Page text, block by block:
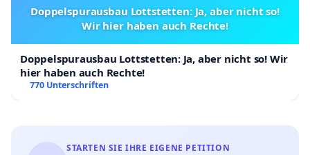
Doppelspurausbau Lottstetten: Ja, aber nicht so!
Wir hier haben auch Rechte!
Doppelspurausbau Lottstetten: Ja, aber nicht so! Wir
hier haben auch Rechte!
770 Unterschriften
STARTEN SIE IHRE EIGENE PETITION